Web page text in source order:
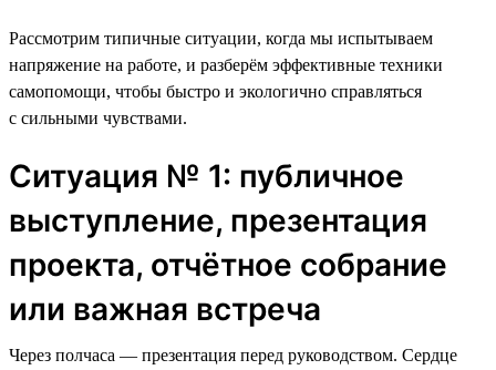
Рассмотрим типичные ситуации, когда мы испытываем
напряжение на работе, и разберём эффективные техники
самопомощи, чтобы быстро и экологично справляться
с сильными чувствами.
Ситуация № 1: публичное
выступление, презентация
проекта, отчётное собрание
или важная встреча
Через полчаса — презентация перед руководством. Сердце